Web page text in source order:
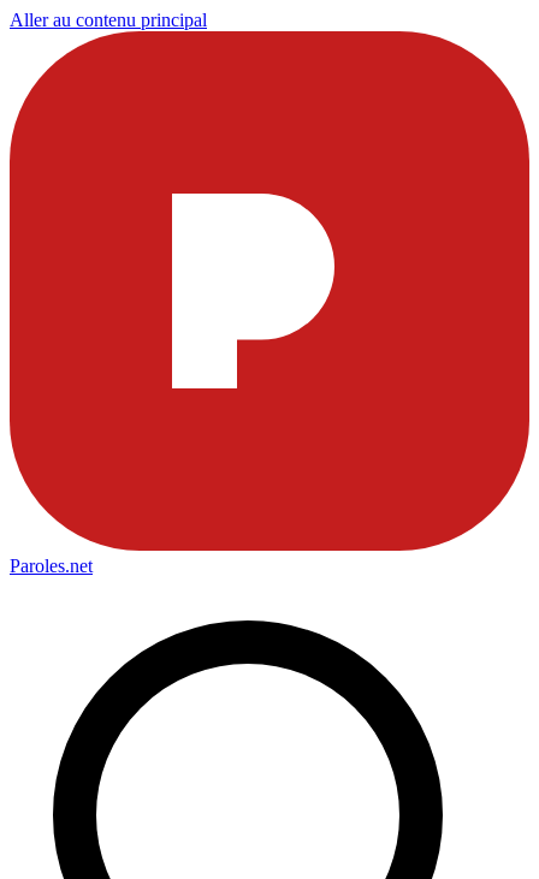
Aller au contenu principal
Paroles.net